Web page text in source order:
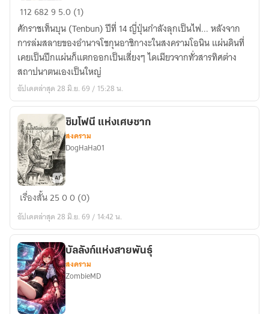
Sengoku
Conquest:
พลิก
กระดาน
รบ
สยบ
อาทิตย์
อุทัย
1126829 5.0 (1)
ศักราชเท็นบุน (Tenbun) ปีที่ 14 ญี่ปุ่นกำลังลุกเป็นไฟ... หลังจาก
การล่มสลายของอำนาจโชกุนอาชิกางะในสงครามโอนิน แผ่นดินที่
เคยเป็นปึกแผ่นก็แตกออกเป็นเสี่ยงๆ ไดเมียวจากทั่วสารทิศต่าง
สถาปนาตนเองเป็นใหญ่
อัปเดตล่าสุด 28 มิ.ย. 69 / 15:28 น.
ซิมโฟนี
เศษ
ซาก
ซิมโฟนี แห่งเศษซาก
สงคราม
DogHaHa01
เรื่องสั้น2500 (0)
อัปเดตล่าสุด 28 มิ.ย. 69 / 14:42 น.
บัลลังก์แห่งสายพันธุ์
สงคราม
ZombieMD